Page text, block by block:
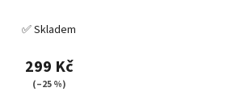
✅ Skladem
299 Kč
(–25 %)